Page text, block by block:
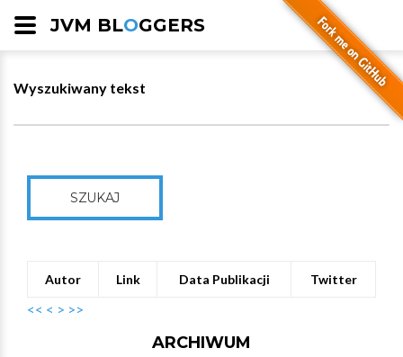
JVM BLOGGERS
Wyszukiwany tekst
SZUKAJ
Autor Link Data Publikacji Twitter
<< < > >>
ARCHIWUM